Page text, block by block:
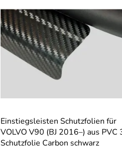
Einstiegsleisten Schutzfolien für
VOLVO V90 (BJ 2016–) aus PVC
Schutzfolie Carbon schwarz